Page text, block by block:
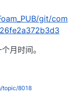
git/com
月时间。
topic/8018